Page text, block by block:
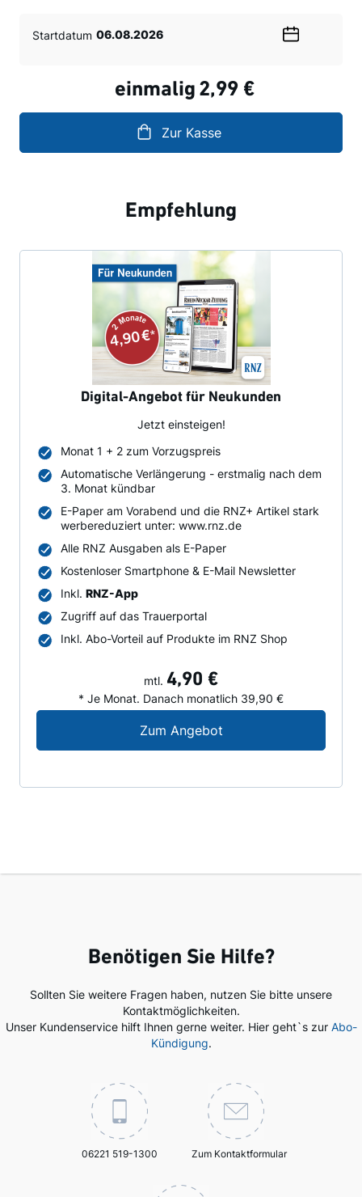
Startdatum
einmalig 2,99 €
Zur Kasse
Empfehlung
Digital-Angebot für Neukunden
Jetzt einsteigen!
Monat 1 + 2 zum Vorzugspreis
Automatische Verlängerung - erstmalig nach dem
3. Monat kündbar
E-Paper am Vorabend und die RNZ+ Artikel stark
werbereduziert unter: www.rnz.de
Alle RNZ Ausgaben als E-Paper
Kostenloser Smartphone & E-Mail Newsletter
Inkl. RNZ-App
Zugriff auf das Trauerportal
Inkl. Abo-Vorteil auf Produkte im RNZ Shop
mtl. 4,90 €
* Je Monat. Danach monatlich 39,90 €
Zum AngebotDigital-Angebot für
Benötigen Sie Hilfe?
Sollten Sie weitere Fragen haben, nutzen Sie bitte unsere
Kontaktmöglichkeiten.
Unser Kundenservice hilft Ihnen gerne weiter. Hier geht`s zur Abo-
Kündigung.
06221 519-1300 Zum Kontaktformular